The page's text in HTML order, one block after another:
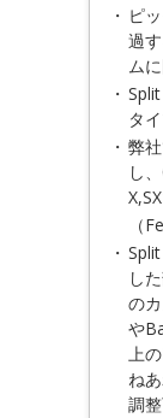
・ ピ
過
ム
・
タ
・ 弊
し
（
・
し
の
や
上
ね
調整